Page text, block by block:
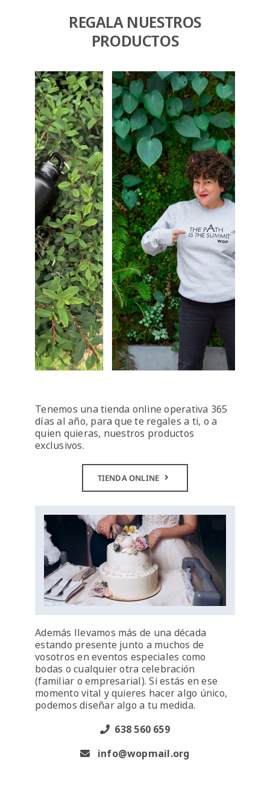
REGALA NUESTROS
PRODUCTOS
Tenemos una tienda online operativa 365
días al año, para que te regales a ti, o a
quien quieras, nuestros productos
exclusivos.
TIENDA ONLINE
Además llevamos más de una década
estando presente junto a muchos de
vosotros en eventos especiales como
bodas o cualquier otra celebración
(familiar o empresarial). Si estás en ese
momento vital y quieres hacer algo único,
podemos diseñar algo a tu medida.
638 560 659
info@wopmail.org